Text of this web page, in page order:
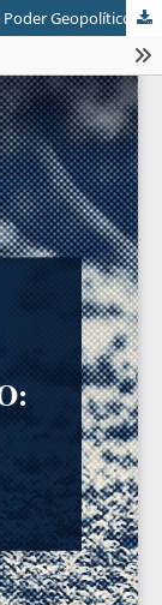
El Pacto Verde Europeo como Instrumento de Poder Geopolítico: Tensiones Regulatorias y Desafíos para el Sur Global (2020-2030)